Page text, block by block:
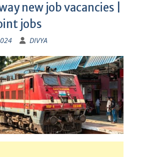
new job vacancies |
jobs
DIVYA